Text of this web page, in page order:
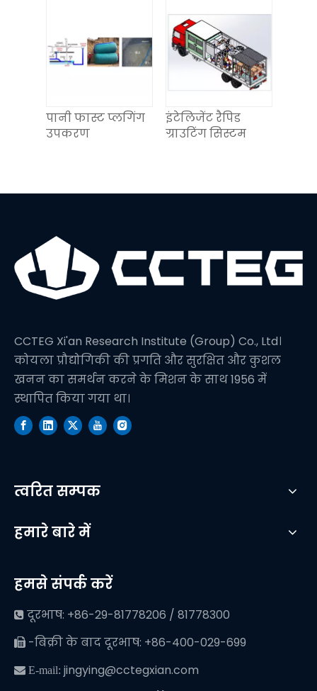
पानी फास्ट प्लगिंग
उपकरण
इंटेलिजेंट रैपिड
ग्राउटिंग सिस्टम
CCTEG Xi'an Research Institute (Group) Co., Ltd।
कोयला प्रौद्योगिकी की प्रगति और सुरक्षित और कुशल
खनन का समर्थन करने के मिशन के साथ 1956 में
स्थापित किया गया था।
त्वरित सम्पक
हमारे बारे में
हमसे संपर्क करें
 दूरभाष: +86-29-81778206 / 81778300
 -बिक्री के बाद दूरभाष: +86-400-029-699
 E-mail: jingying@cctegxian.com